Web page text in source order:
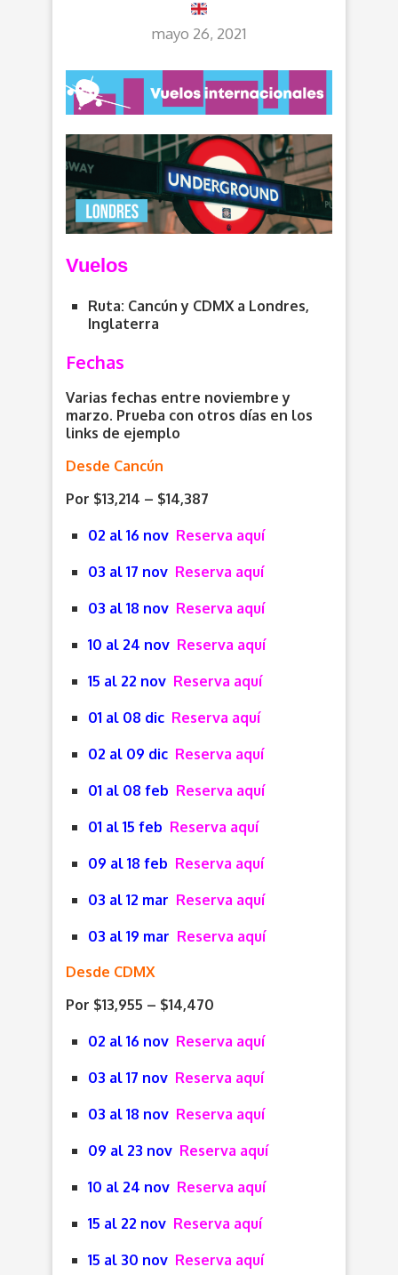
mayo 26, 2021
Vuelos
Ruta: Cancún y CDMX a Londres,
Inglaterra
Fechas
Varias fechas entre noviembre y
marzo. Prueba con otros días en los
links de ejemplo
Desde Cancún
Por $13,214 – $14,387
02 al 16 nov Reserva aquí
03 al 17 nov Reserva aquí
03 al 18 nov Reserva aquí
10 al 24 nov Reserva aquí
15 al 22 nov Reserva aquí
01 al 08 dic Reserva aquí
02 al 09 dic Reserva aquí
01 al 08 feb Reserva aquí
01 al 15 feb Reserva aquí
09 al 18 feb Reserva aquí
03 al 12 mar Reserva aquí
03 al 19 mar Reserva aquí
Desde CDMX
Por $13,955 – $14,470
02 al 16 nov Reserva aquí
03 al 17 nov Reserva aquí
03 al 18 nov Reserva aquí
09 al 23 nov Reserva aquí
10 al 24 nov Reserva aquí
15 al 22 nov Reserva aquí
15 al 30 nov Reserva aquí